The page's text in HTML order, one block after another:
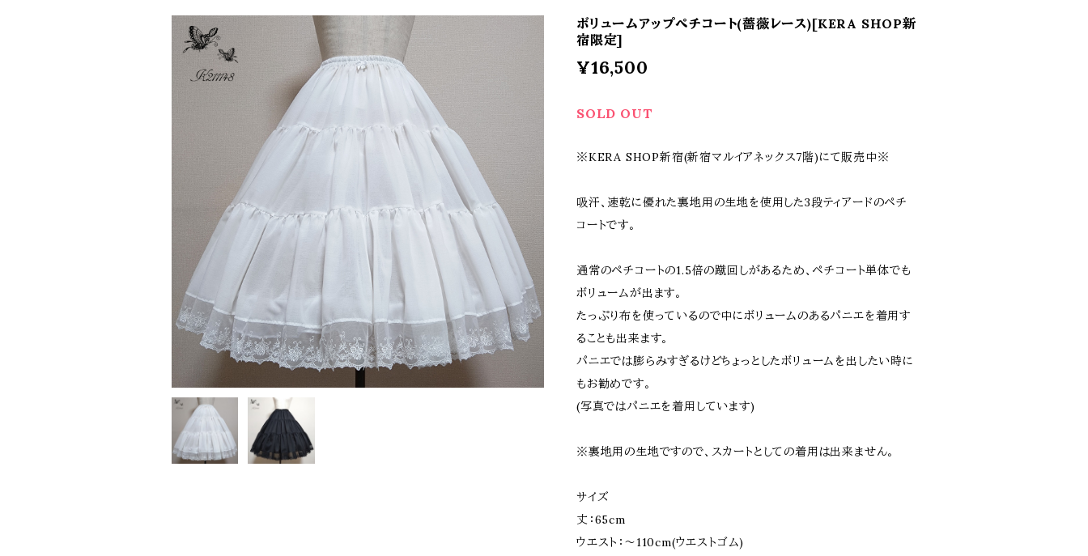
ボリュームアップペチコート(薔薇レース)[KERA SHOP新
宿限定]
¥16,500
SOLD OUT
※KERA SHOP新宿(新宿マルイアネックス7階)にて販売中※
吸汗、速乾に優れた裏地用の生地を使用した3段ティアードのペチ
コートです。
通常のペチコートの1.5倍の蹴回しがあるため、ペチコート単体でも
ボリュームが出ます。
たっぷり布を使っているので中にボリュームのあるパニエを着用す
ることも出来ます。
パニエでは膨らみすぎるけどちょっとしたボリュームを出したい時に
もお勧めです。
(写真ではパニエを着用しています)
※裏地用の生地ですので、スカートとしての着用は出来ません。
サイズ
丈：65cm
ウエスト：～110cm(ウエストゴム)